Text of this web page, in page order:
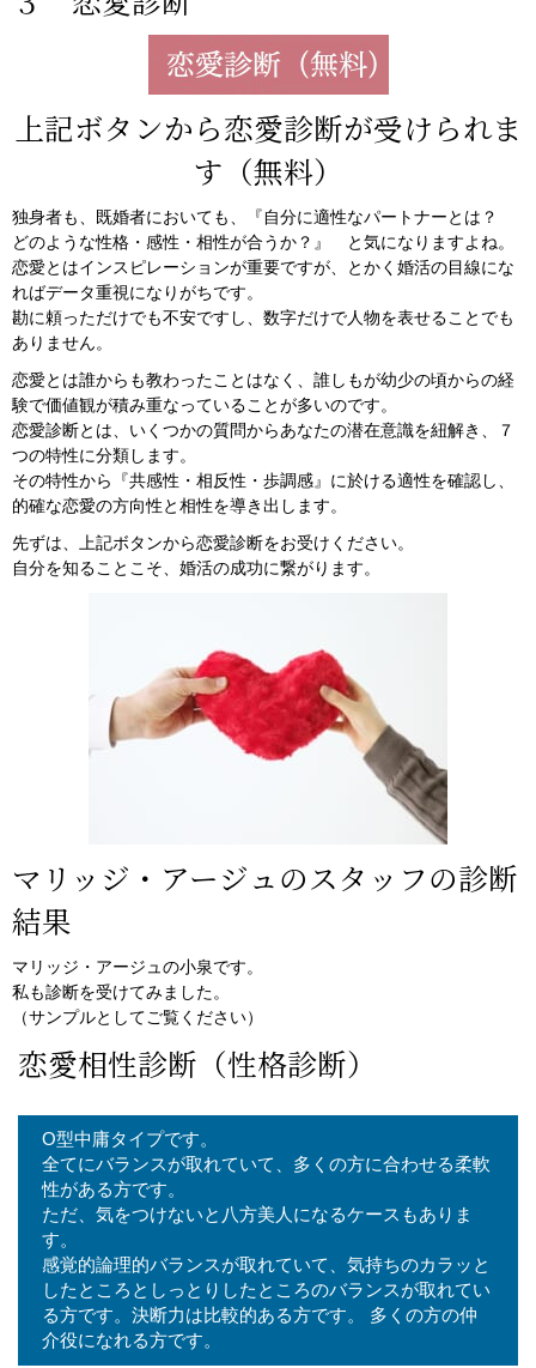
上記ボタンから恋愛診断が受けられま
す（無料）
独身者も、既婚者においても、『自分に適性なパートナーとは？
どのような性格・感性・相性が合うか？』 と気になりますよね。
恋愛とはインスピレーションが重要ですが、とかく婚活の目線にな
ればデータ重視になりがちです。
勘に頼っただけでも不安ですし、数字だけで人物を表せることでも
ありません。
恋愛とは誰からも教わったことはなく、誰しもが幼少の頃からの経
験で価値観が積み重なっていることが多いのです。
恋愛診断とは、いくつかの質問からあなたの潜在意識を紐解き、７
つの特性に分類します。
その特性から『共感性・相反性・歩調感』に於ける適性を確認し、
的確な恋愛の方向性と相性を導き出します。
先ずは、上記ボタンから恋愛診断をお受けください。
自分を知ることこそ、婚活の成功に繋がります。
マリッジ・アージュのスタッフの診断
結果
マリッジ・アージュの小泉です。
私も診断を受けてみました。
（サンプルとしてご覧ください）
恋愛相性診断（性格診断）
O型中庸タイプです。
全てにバランスが取れていて、多くの方に合わせる柔軟
性がある方です。
ただ、気をつけないと八方美人になるケースもありま
す。
感覚的論理的バランスが取れていて、気持ちのカラッと
したところとしっとりしたところのバランスが取れてい
る方です。決断力は比較的ある方です。 多くの方の仲
介役になれる方です。